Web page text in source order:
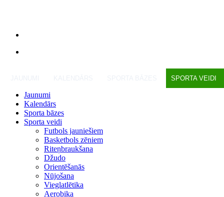
SPORTA VEIDI
Jaunumi
Kalendārs
Sporta bāzes
Sporta veidi
Futbols jauniešiem
Basketbols zēniem
Riteņbraukšana
Džudo
Orientēšanās
Nūjošana
Vieglatlētika
Aerobika